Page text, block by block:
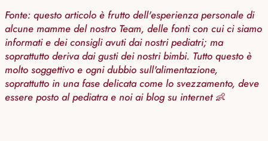
Fonte: questo articolo è frutto dell'esperienza personale di
alcune mamme del nostro Team, delle fonti con cui ci siamo
informati e dei consigli avuti dai nostri pediatri; ma
soprattutto deriva dai gusti dei nostri bimbi. Tutto questo è
molto soggettivo e ogni dubbio sull'alimentazione,
soprattutto in una fase delicata come lo svezzamento, deve
essere posto al pediatra e noi ai blog su internet 👶